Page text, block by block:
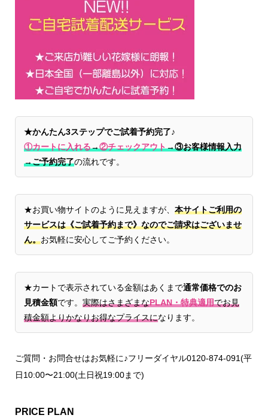
★かんたん3ステップでご試着予約完了♪
①カートに入れる→②チェックアウト→③お客様情報入力
→ご予約完了の流れです。
★お買い物サイトのように見えますが、 本サイトご利用の
サービスは《ご試着予約まで》なのでご請求はございませ
ん。お気軽に安心してご予約ください。
★カートで表示されている金額はあくまで通常価格でのお
見積金額です。 実際はさまざまなPLAN・特典適用でお見
積金額よりかなりお得なプライスになります。
ご質問・お問合せはお気軽に♪フリーダイヤル0120-874-091(平
日10:00〜21:00(土日祝19:00まで)
PRICE PLAN